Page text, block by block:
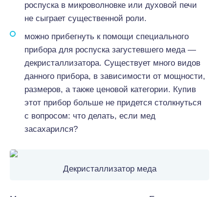
роспуска в микроволновке или духовой печи
не сыграет существенной роли.
можно прибегнуть к помощи специального
прибора для роспуска загустевшего меда —
декристаллизатора. Существует много видов
данного прибора, в зависимости от мощности,
размеров, а также ценовой категории. Купив
этот прибор больше не придется столкнуться
с вопросом: что делать, если мед
засахарился?
Декристаллизатор меда